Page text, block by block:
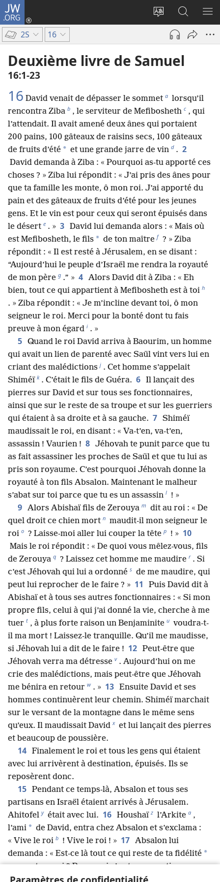
JW.ORG
Changer
langue
site
Se
connecter
fenêtre)
sur
JW.ORG
2S 16
Deuxième livre de Samuel
16​:​1-23
16 David venait de dépasser le sommet a lorsqu’il
rencontra Ziba b , le serviteur de Mefibosheth c , qui
l’attendait. Il avait amené deux ânes qui portaient
200 pains, 100 gâteaux de raisins secs, 100 gâteaux
de fruits d’été * et une grande jarre de vin d . 2
David demanda à Ziba : « Pourquoi as-tu apporté ces
choses ? » Ziba lui répondit : « J’ai pris des ânes pour
que ta famille les monte, ô mon roi. J’ai apporté du
pain et des gâteaux de fruits d’été pour les jeunes
gens. Et le vin est pour ceux qui seront épuisés dans
le désert e . » 3 David lui demanda alors : « Mais où
est Mefibosheth, le fils * de ton maître f ? » Ziba
répondit : « Il est resté à Jérusalem, en se disant :
“Aujourd’hui le peuple d’Israël me rendra la royauté
de mon père g .” » 4 Alors David dit à Ziba : « Eh
bien, tout ce qui appartient à Mefibosheth est à toi h
. » Ziba répondit : « Je m’incline devant toi, ô mon
seigneur le roi. Merci pour la bonté dont tu fais
preuve à mon égard i . »
5 Quand le roi David arriva à Baourim, un homme
qui avait un lien de parenté avec Saül vint vers lui en
criant des malédictions j . Cet homme s’appelait
Shiméï k . C’était le fils de Guéra. 6 Il lançait des
pierres sur David et sur tous ses fonctionnaires,
ainsi que sur le reste de sa troupe et sur les guerriers
qui étaient à sa droite et à sa gauche. 7 Shiméï
maudissait le roi, en disant : « Va-t’en, va-t’en,
assassin ! Vaurien ! 8 Jéhovah te punit parce que tu
as fait assassiner les proches de Saül et que tu lui as
pris son royaume. C’est pourquoi Jéhovah donne la
royauté à ton fils Absalon. Maintenant le malheur
s’abat sur toi parce que tu es un assassin l ! »
9 Alors Abishaï fils de Zerouya m dit au roi : « De
quel droit ce chien mort n maudit-il mon seigneur le
roi o ? Laisse-moi aller lui couper la tête p ! » 10
Mais le roi répondit : « De quoi vous mêlez-vous, fils
de Zerouya q ? Laissez cet homme me maudire r . Si
c’est Jéhovah qui lui a ordonné s de me maudire, qui
peut lui reprocher de le faire ? » 11
Puis David dit à
Abishaï et à tous ses autres fonctionnaires : « Si mon
propre fils, celui à qui j’ai donné la vie, cherche à me
tuer t , à plus forte raison un Benjaminite u voudra-t-
il ma mort ! Laissez-le tranquille. Qu’il me maudisse,
si Jéhovah lui a dit de le faire ! 12 Peut-être que
Jéhovah verra ma détresse v . Aujourd’hui on me
crie des malédictions, mais peut-être que Jéhovah
me bénira en retour w . » 13 Ensuite David et ses
hommes continuèrent leur chemin. Shiméï marchait
sur le versant de la montagne dans le même sens
qu’eux. Il maudissait David x et lui lançait des pierres
et beaucoup de poussière.
14 Finalement le roi et tous les gens qui étaient
avec lui arrivèrent à destination, épuisés. Ils se
reposèrent donc.
15 Pendant ce temps-là, Absalon et tous ses
partisans en Israël étaient arrivés à Jérusalem.
Ahitofel y était avec lui. 16 Houshaï z l’Arkite a ,
l’ami * de David, entra chez Absalon et s’exclama :
« Vive le roi b ! Vive le roi ! » 17 Absalon lui
demanda : « Est-ce là tout ce qui reste de ta fidélité *
envers ton ami ? Pourquoi n’es-tu pas parti avec
lui ? » 18 Alors Houshaï lui répondit : « Moi, je suis